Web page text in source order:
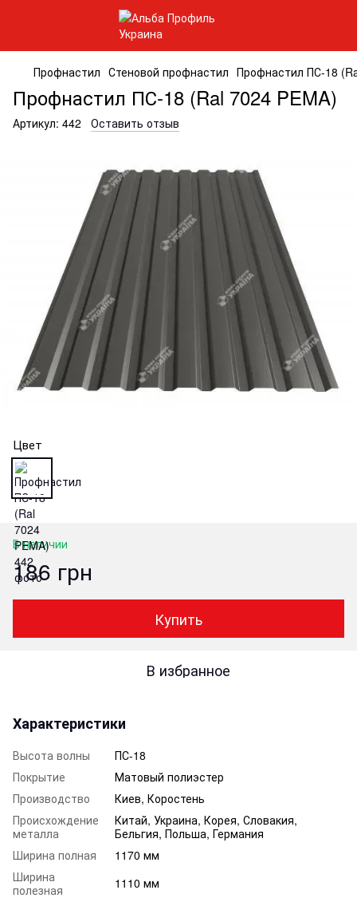
Профнастил Стеновой профнастил Профнастил ПС-18
Профнастил ПС-18 (Ral 7024 PEMA)
Артикул: 442 Оставить отзыв
Цвет
В наличии
186 грн
Купить
В избранное
Характеристики
Высота волны
ПС-18
Покрытие
Матовый полиэстер
Производство
Киев, Коростень
Происхождение
металла
Китай, Украина, Корея, Словакия,
Бельгия, Польша, Германия
Ширина полная
1170 мм
Ширина
полезная
1110 мм